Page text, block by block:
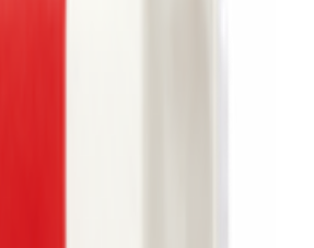
1 сорт
«Фермер»